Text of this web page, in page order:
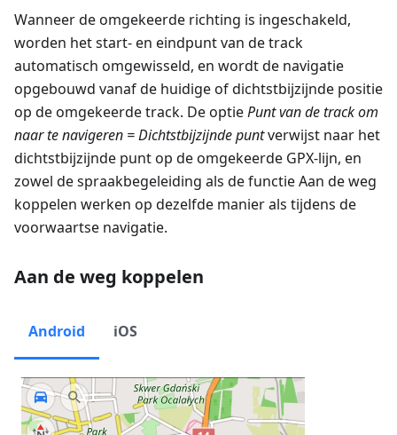
Wanneer de omgekeerde richting is ingeschakeld,
worden het start- en eindpunt van de track
automatisch omgewisseld, en wordt de navigatie
opgebouwd vanaf de huidige of dichtstbijzijnde positie
op de omgekeerde track. De optiePunt van de track om
naar te navigeren = Dichtstbijzijnde puntverwijst naar het
dichtstbijzijnde punt op de omgekeerde GPX-lijn, en
zowel de spraakbegeleiding als de functie Aan de weg
koppelen werken op dezelfde manier als tijdens de
voorwaartse navigatie.
Aan de weg koppelen
Android iOS